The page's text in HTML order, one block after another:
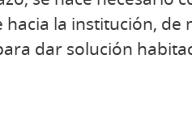
la institución, de
dar solución